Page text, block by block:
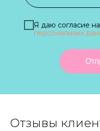
Я даю согласие
персональных
Отзывы